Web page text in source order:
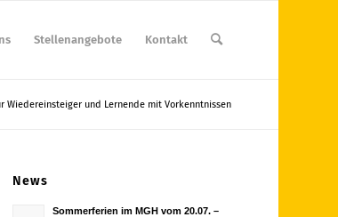
Stellenangebote Kontakt
Wiedereinsteiger und Lernende mit Vorkenntnissen
News
Sommerferien im MGH vom 20.07. –